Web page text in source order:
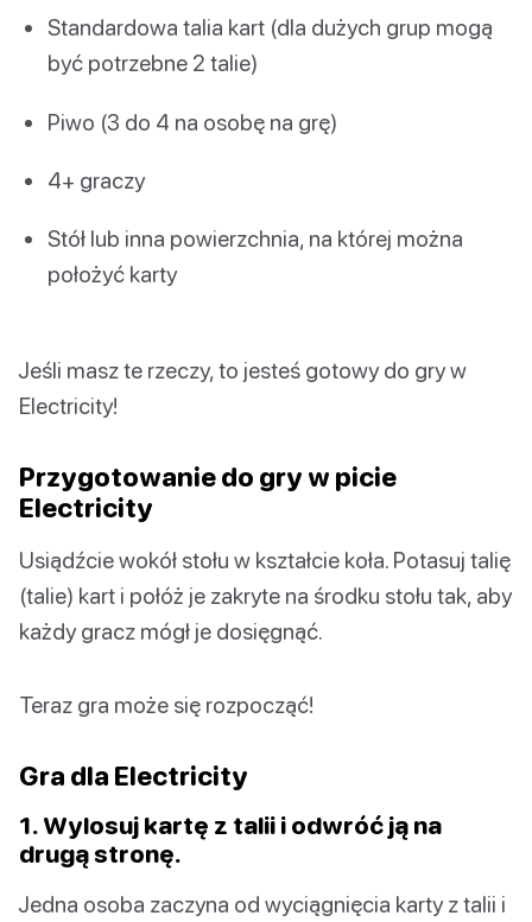
Standardowa talia kart (dla dużych grup mogą
być potrzebne 2 talie)
Piwo (3 do 4 na osobę na grę)
4+ graczy
Stół lub inna powierzchnia, na której można
położyć karty
Jeśli masz te rzeczy, to jesteś gotowy do gry w
Electricity!
Przygotowanie do gry w picie
Electricity
Usiądźcie wokół stołu w kształcie koła. Potasuj talię
(talie) kart i połóż je zakryte na środku stołu tak, aby
każdy gracz mógł je dosięgnąć.
Teraz gra może się rozpocząć!
Gra dla Electricity
1. Wylosuj kartę z talii i odwróć ją na
drugą stronę.
Jedna osoba zaczyna od wyciągnięcia karty z talii i